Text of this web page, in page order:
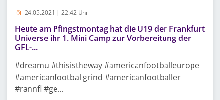
24.05.2021 | 22:42 Uhr
Heute am Pfingstmontag hat die U19 der Frankfurt
Universe ihr 1. Mini Camp zur Vorbereitung der
GFL-...
#dreamu #thisistheway #americanfootballeurope
#americanfootballgrind #americanfootballer
#rannfl #ge...